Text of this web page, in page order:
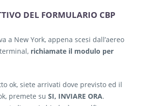
DEL FORMULARIO CBP
a New York, appena scesi dall’aereo
richiamate il modulo per
ok, siete arrivati dove previsto ed il
premete su SI, INVIARE ORA.